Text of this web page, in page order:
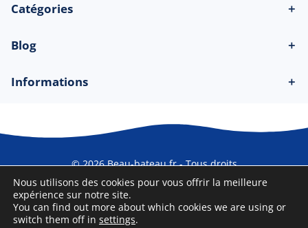
Catégories ＋
Blog ＋
Informations ＋
© 2026 Beau-bateau.fr - Tous droits
réservés
Nous utilisons des cookies pour vous offrir la meilleure
expérience sur notre site.
You can find out more about which cookies we are using or
switch them off in settings.